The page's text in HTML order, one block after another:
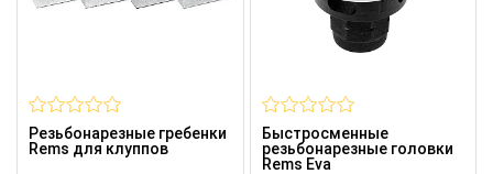
Резьбонарезные гребенки
Rems для клуппов
Быстросменные
резьбонарезные головки
Rems Eva